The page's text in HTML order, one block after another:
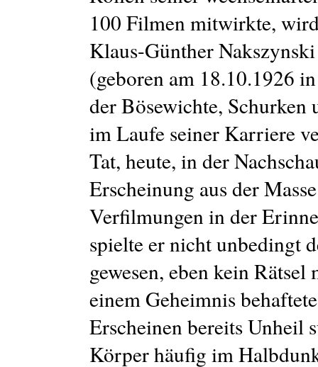
100 Filmen mitwirkte,
Klaus-Günther
(geboren am 18.10.1926
der Bösewichte,
im Laufe seiner Karriere
Tat, heute, in der
Erscheinung aus der
Verfilmungen in der
spielte er nicht unbedingt
gewesen, eben kein
einem Geheimnis
Erscheinen bereits Unheil
Körper häufig im